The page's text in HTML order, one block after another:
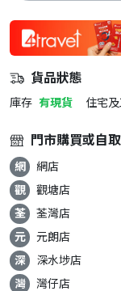
貨品狀態
庫存 有現貨 住宅
門市購買或自取
網 網店
觀
觀塘店
荃
荃灣店
元
元朗店
深
深水埗店
灣
灣仔店